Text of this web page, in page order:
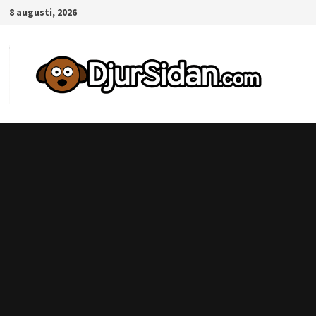
Hoppa
innehåll
8 augusti, 2026